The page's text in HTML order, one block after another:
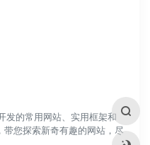
发的常用网站、实用框架和
您探索新奇有趣的网站，尽